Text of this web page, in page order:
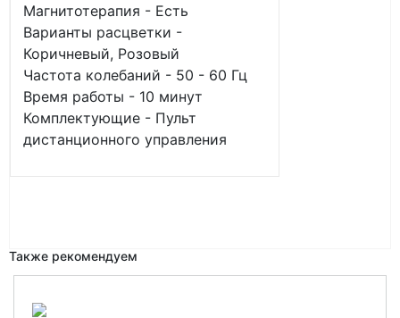
Магнитотерапия - Есть
Варианты расцветки -
Коричневый, Розовый
Частота колебаний - 50 - 60 Гц
Время работы - 10 минут
Комплектующие - Пульт
дистанционного управления
Также рекомендуем